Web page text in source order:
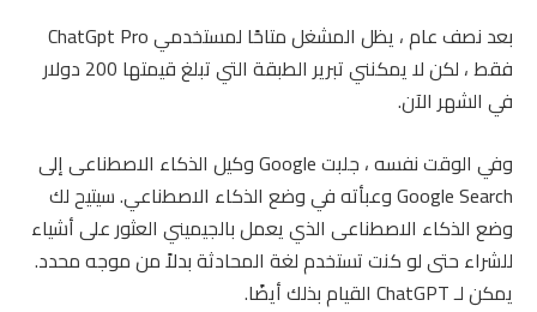
بعد نصف عام ، يظل المشغل متاحًا لمستخدمي ChatGpt Pro
فقط ، لكن لا يمكنني تبرير الطبقة التي تبلغ قيمتها 200 دولار
في الشهر الآن.
وفي الوقت نفسه ، جلبت Google وكيل الذكاء الاصطناعى إلى
Google Search وعبأته في وضع الذكاء الاصطناعي. سيتيح لك
وضع الذكاء الاصطناعى الذي يعمل بالجيميني العثور على أشياء
للشراء حتى لو كنت تستخدم لغة المحادثة بدلاً من موجه محدد.
يمكن لـ ChatGPT القيام بذلك أيضًا.